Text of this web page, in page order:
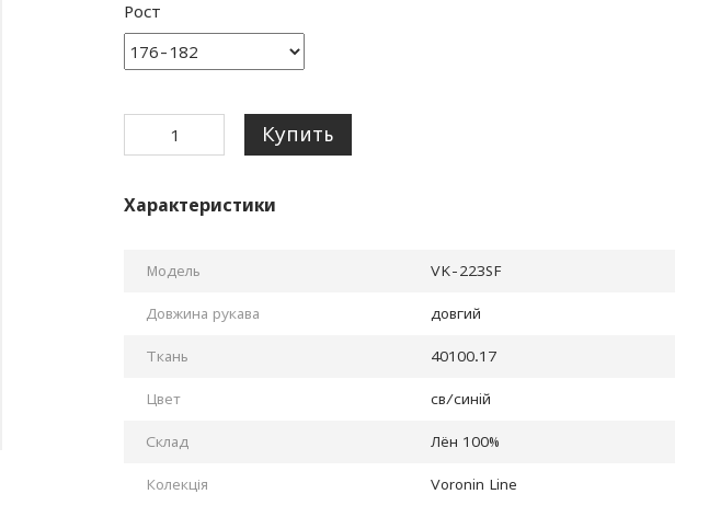
Рост
Купить
Характеристики
Модель VK-223SF
Довжина рукава довгий
Ткань 40100.17
Цвет св/синiй
Склад Лён 100%
Колекція Voronin Line